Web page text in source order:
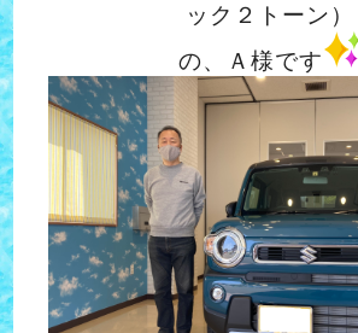
ック２トーン）
の、Ａ様です